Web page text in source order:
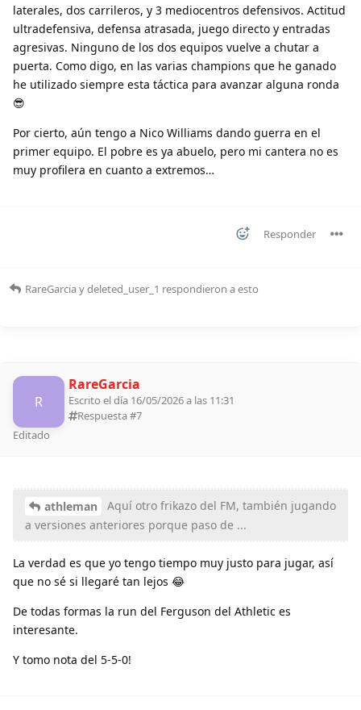
laterales, dos carrileros, y 3 mediocentros defensivos. Actitud
ultradefensiva, defensa atrasada, juego directo y entradas
agresivas. Ninguno de los dos equipos vuelve a chutar a
puerta. Como digo, en las varias champions que he ganado
he utilizado siempre esta táctica para avanzar alguna ronda
😎
Por cierto, aún tengo a Nico Williams dando guerra en el
primer equipo. El pobre es ya abuelo, pero mi cantera no es
muy profilera en cuanto a extremos…
Responder
RareGarciaydeleted_user_1 respondieron a esto
R
RareGarcia
Escrito el día 16/05/2026 a las 11:31
Respuesta #7
Editado
athleman
Aquí otro frikazo del FM, también jugando
a versiones anteriores porque paso de ...
La verdad es que yo tengo tiempo muy justo para jugar, así
que no sé si llegaré tan lejos 😂
De todas formas la run del Ferguson del Athletic es
interesante.
Y tomo nota del 5-5-0!